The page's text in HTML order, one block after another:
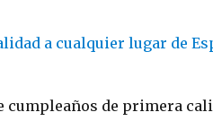
cumpleaños de primera